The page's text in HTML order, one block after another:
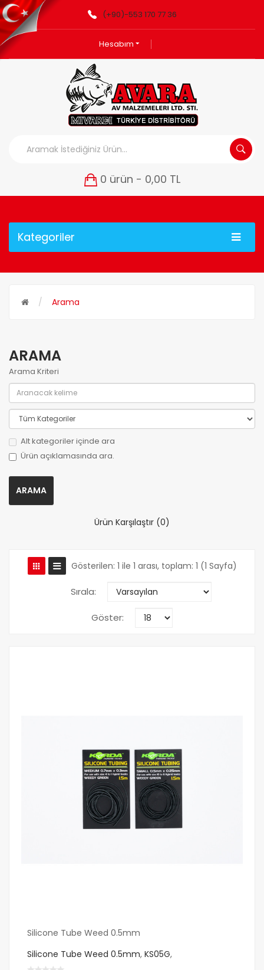
(+90)-553 170 77 36
Hesabım
0 ürün - 0,00 TL
Kategoriler
Arama
ARAMA
Arama Kriteri
Alt kategoriler içinde ara
Ürün açıklamasında ara.
Ürün Karşılaştır (0)
Gösterilen: 1 ile 1 arası, toplam: 1 (1 Sayfa)
Sırala:
Göster:
Silicone Tube Weed 0.5mm
Silicone Tube Weed 0.5mm, KS05G,